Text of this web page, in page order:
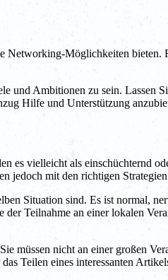
Möglichkeiten bieten.
Ambitionen zu sein. Lassen
Hilfe und Unterstützung
vielleicht als einschüchternd
mit den richtigen
Situation sind. Es ist normal,
Teilnahme an einer lokalen
müssen nicht an einer großen
Teilen eines interessanten